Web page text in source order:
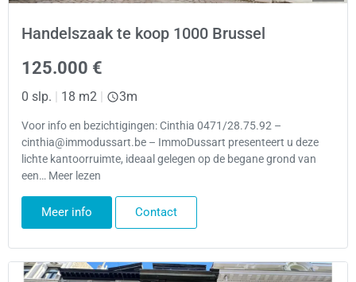
Handelszaak te koop 1000 Brussel
125.000 €
0 slp. | 18 m2 | 3m
Voor info en bezichtigingen: Cinthia 0471/28.75.92 –
cinthia@immodussart.be – ImmoDussart presenteert u deze
lichte kantoorruimte, ideaal gelegen op de begane grond van
een… Meer lezen
Meer info Contact